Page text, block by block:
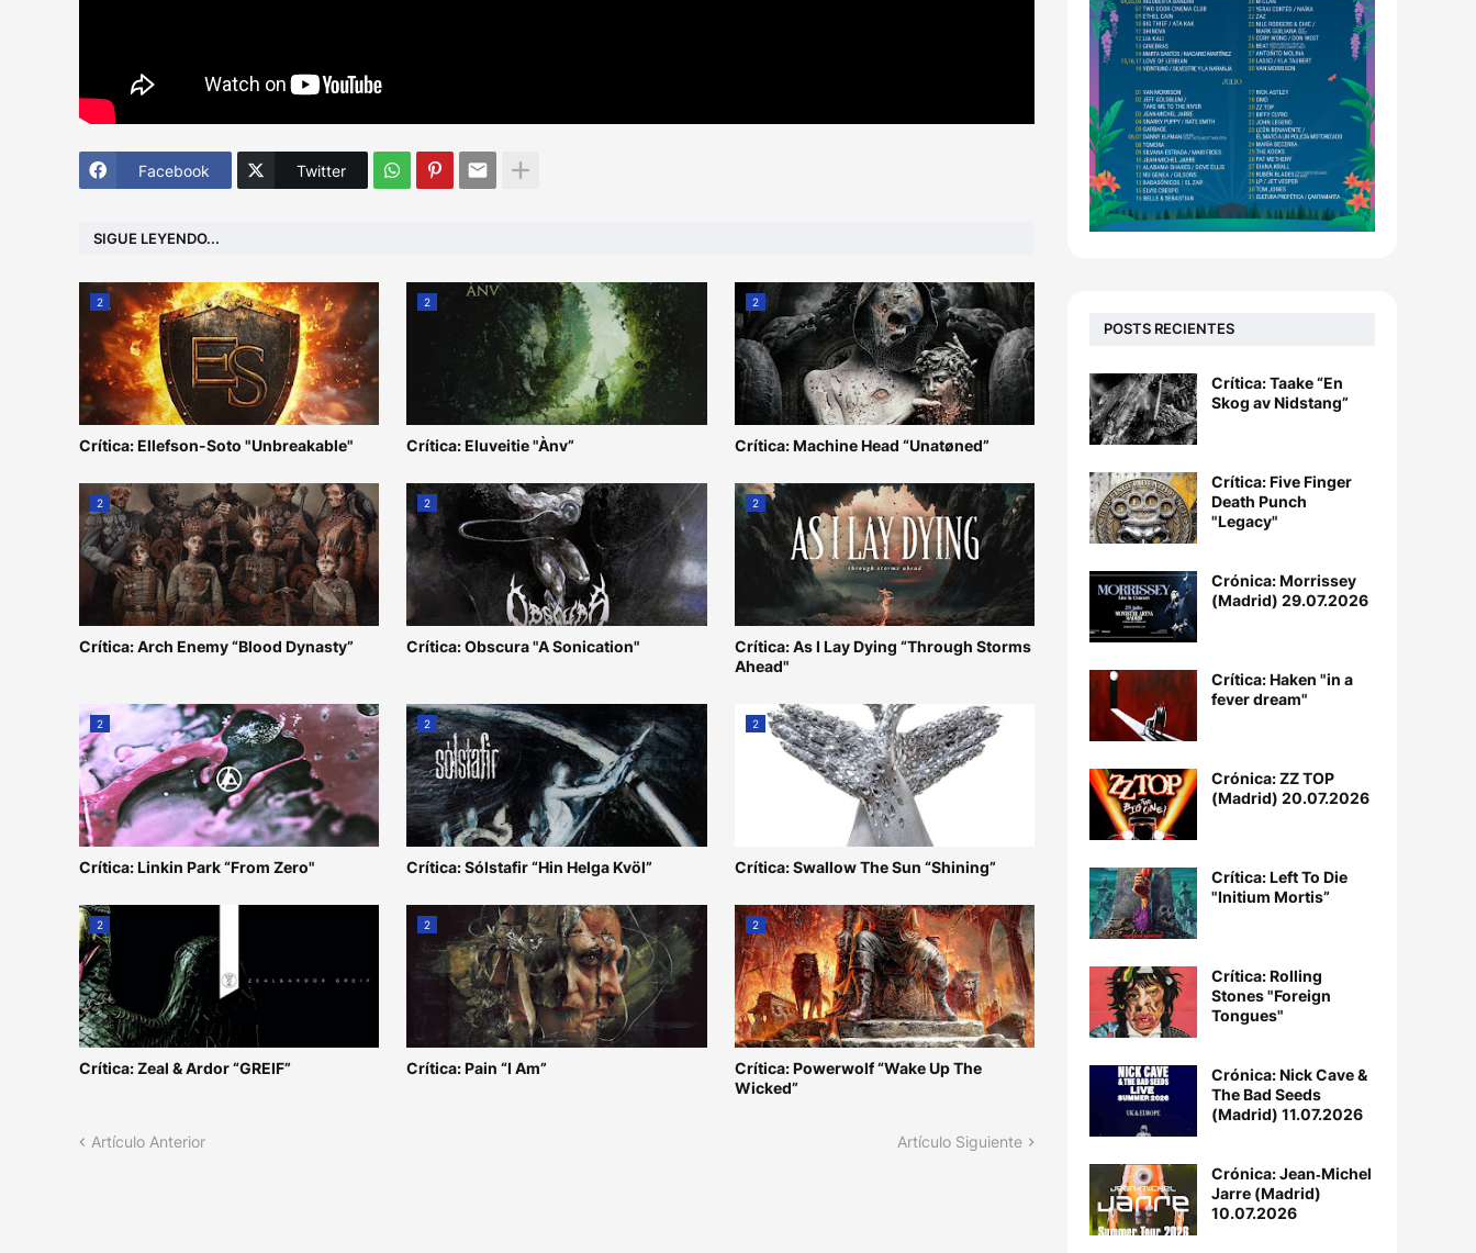
Facebook Twitter
SIGUE LEYENDO...
2
Crítica: Ellefson-Soto "Unbreakable"
2
Crítica: Eluveitie "Ànv”
2
Crítica: Machine Head “Unatøned”
2
Crítica: Arch Enemy “Blood Dynasty”
2
Crítica: Obscura "A Sonication"
2
Crítica: As I Lay Dying “Through Storms
Ahead"
2
Crítica: Linkin Park “From Zero"
2
Crítica: Sólstafir “Hin Helga Kvöl”
2
Crítica: Swallow The Sun “Shining”
2
Crítica: Zeal & Ardor “GREIF”
2
Crítica: Pain “I Am”
2
Crítica: Powerwolf “Wake Up The
Wicked”
Artículo Anterior Artículo Siguiente
POSTS RECIENTES
Crítica: Taake “En
Skog av Nidstang”
Crítica: Five Finger
Death Punch
"Legacy"
Crónica: Morrissey
(Madrid) 29.07.2026
Crítica: Haken "in a
fever dream"
Crónica: ZZ TOP
(Madrid) 20.07.2026
Crítica: Left To Die
"Initium Mortis”
Crítica: Rolling
Stones "Foreign
Tongues"
Crónica: Nick Cave &
The Bad Seeds
(Madrid) 11.07.2026
Crónica: Jean‐Michel
Jarre (Madrid)
10.07.2026